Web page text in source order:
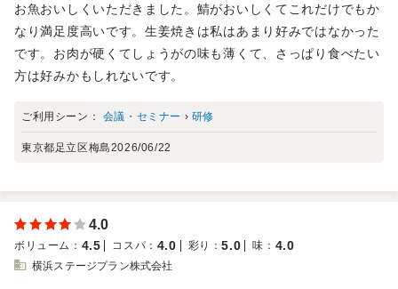
お魚おいしくいただきました。鯖がおいしくてこれだけでもか
なり満足度高いです。生姜焼きは私はあまり好みではなかった
です。お肉が硬くてしょうがの味も薄くて、さっぱり食べたい
方は好みかもしれないです。
ご利用シーン： 会議・セミナー › 研修
東京都足立区梅島2026/06/22
4.0
ボリューム ： 4.5 コスパ ： 4.0 彩り ：5.0 味 ： 4.0
横浜ステージプラン株式会社